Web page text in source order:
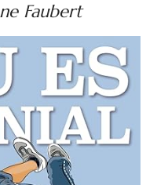
Faubert